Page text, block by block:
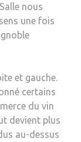
nous
une fois
et gauche.
certains
du vin
devient plus
au-dessus